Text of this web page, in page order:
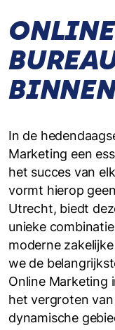
In de
Marketing een
het succes van
vormt hierop
Utrecht, biedt
unieke
moderne
we de
Online Marketing
het vergroten
dynamische